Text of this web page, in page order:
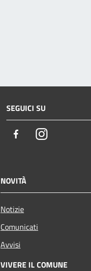
SEGUICI SU
FacebookInstagram
NOVITÀ
Notizie
Comunicati
Avvisi
VIVERE IL COMUNE